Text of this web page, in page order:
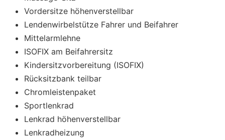
Vordersitze höhenverstellbar
Lendenwirbelstütze Fahrer und Beifahrer
Mittelarmlehne
ISOFIX am Beifahrersitz
Kindersitzvorbereitung (ISOFIX)
Rücksitzbank teilbar
Chromleistenpaket
Sportlenkrad
Lenkrad höhenverstellbar
Lenkradheizung